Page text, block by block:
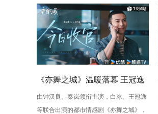
《亦舞之城》温暖落幕 王冠逸
诠释出成年人的克制与深情
由钟汉良、秦岚领衔主演，白冰、王冠逸
等联合出演的都市情感剧《亦舞之城》，